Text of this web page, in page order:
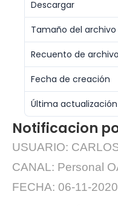
Descargar
Tamaño del archivo
Recuento de
Fecha de creación
Última actualización
Notificacion
USUARIO:
CANAL: Personal
FECHA: 06-11-2020